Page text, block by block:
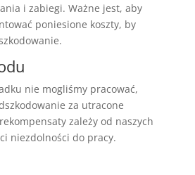
i zabiegi. Ważne jest, aby
poniesione koszty, by
nie mogliśmy pracować,
za utracone
zależy od naszych
niezdolności do pracy.